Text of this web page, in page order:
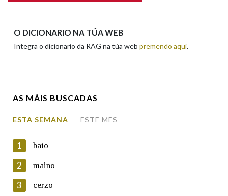
En cumprimento da normativa vixente en materia de
O DICIONARIO NA TÚA WEB
Integra o dicionario da RAG na túa web premendo aquí.
AS MÁIS BUSCADAS
ESTA SEMANA ESTE MES
1 baio
2 maino
3 cerzo